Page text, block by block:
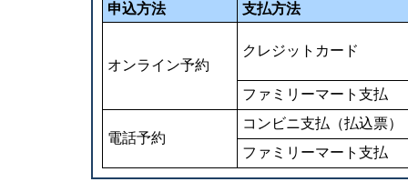
申込方法
支払方法
オンライン予約
クレジットカード
ファミリーマート支払
電話予約
コンビニ支払（払込票）
ファミリーマート支払